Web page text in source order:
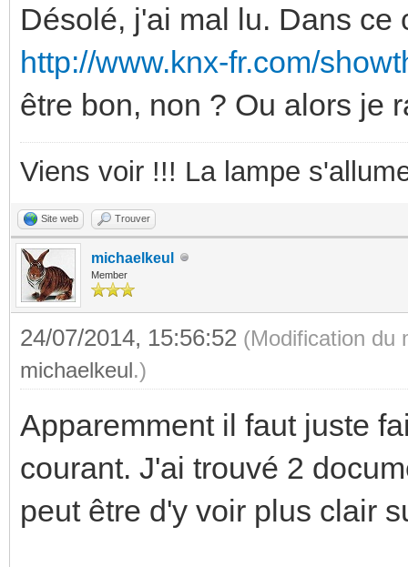
Désolé, j'ai mal lu. Dans ce
http://www.knx-fr.com/
être bon, non ? Ou alors je
Viens voir !!! La lampe
Site web Trouver
michaelkeul
Member
24/07/2014, 15:56:52 (Modification du
michaelkeul.)
Apparemment il faut juste
courant. J'ai trouvé 2
peut être d'y voir plus clair